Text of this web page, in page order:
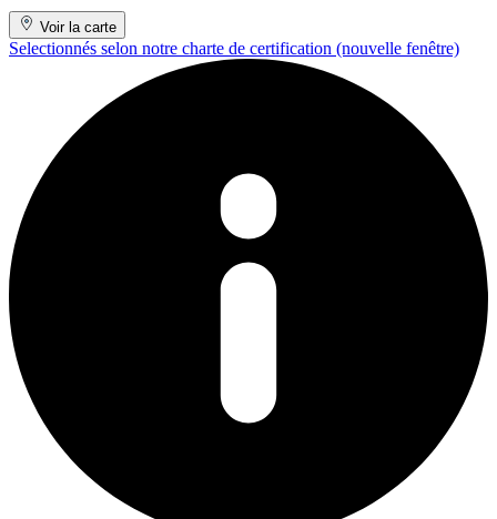
Voir la carte
Selectionnés selon notre charte de certification (nouvelle fenêtre)